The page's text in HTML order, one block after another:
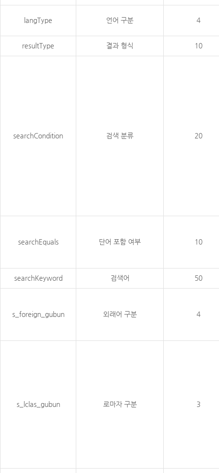
langType 언어 구분 4
resultType 결과 형식 10
searchCondition 검색 분류 20
searchEquals 단어 포함 여부 10
searchKeyword 검색어 50
s_foreign_gubun 외래어 구분 4
s_lclas_gubun 로마자 구분 3